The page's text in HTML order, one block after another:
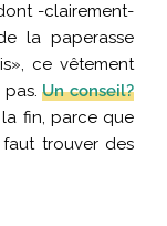
-clairement-
la paperasse
ce vêtement
pas.Un conseil?
fin, parce que
trouver des